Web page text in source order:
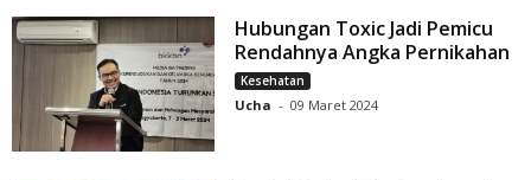
Hubungan Toxic Jadi Pemicu
Rendahnya Angka Pernikahan
Kesehatan
Ucha - 09 Maret 2024